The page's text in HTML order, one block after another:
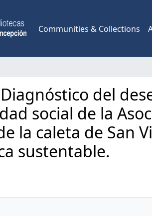
Communities & Collections
del
social de la
la caleta de San
sustentable.